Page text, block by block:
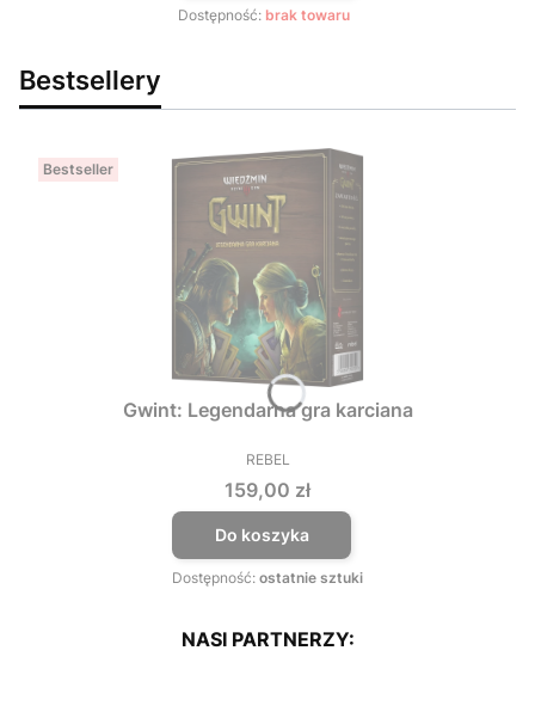
Dostępność: brak towaru
Bestsellery
Bestseller
Gwint: Legendarna gra karciana
PRODUCENT
REBEL
Cena
159,00 zł
Do koszyka
Dostępność: ostatnie sztuki
NASI PARTNERZY: